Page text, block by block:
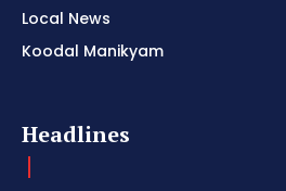
Local News
Koodal Manikyam
Headlines